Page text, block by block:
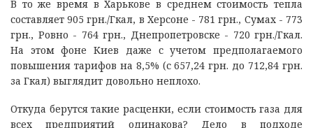
В то же время в Харькове в среднем стоимость тепла
составляет 905 грн./Гкал, в Херсоне - 781 грн., Сумах - 773
грн., Ровно - 764 грн., Днепропетровске - 720 грн./Гкал.
На этом фоне Киев даже с учетом предполагаемого
повышения тарифов на 8,5% (с 657,24 грн. до 712,84 грн.
за Гкал) выглядит довольно неплохо.
Откуда берутся такие расценки, если стоимость газа для
всех предприятий одинакова? Дело в подходе